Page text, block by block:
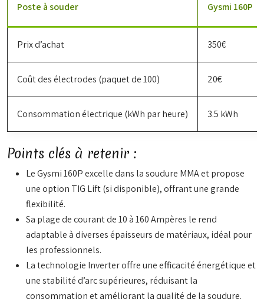
Poste à souder Gysmi 160P
Prix d’achat 350€
Coût des électrodes (paquet de 100) 20€
Consommation électrique (kWh par heure) 3.5 kWh
Points clés à retenir :
Le Gysmi 160P excelle dans la soudure MMA et propose
une option TIG Lift (si disponible), offrant une grande
flexibilité.
Sa plage de courant de 10 à 160 Ampères le rend
adaptable à diverses épaisseurs de matériaux, idéal pour
les professionnels.
La technologie Inverter offre une efficacité énergétique et
une stabilité d’arc supérieures, réduisant la
consommation et améliorant la qualité de la soudure.